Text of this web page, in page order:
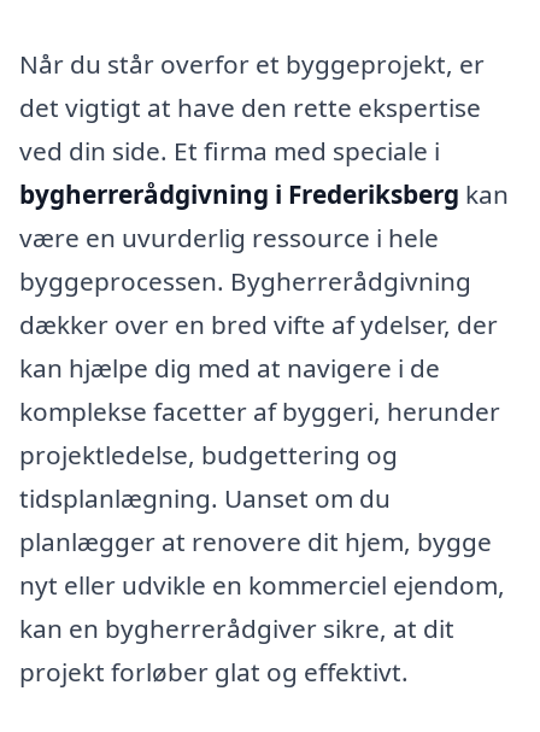
Når du står overfor et byggeprojekt, er
det vigtigt at have den rette ekspertise
ved din side. Et firma med speciale i
bygherrerådgivning i Frederiksberg kan
være en uvurderlig ressource i hele
byggeprocessen. Bygherrerådgivning
dækker over en bred vifte af ydelser, der
kan hjælpe dig med at navigere i de
komplekse facetter af byggeri, herunder
projektledelse, budgettering og
tidsplanlægning. Uanset om du
planlægger at renovere dit hjem, bygge
nyt eller udvikle en kommerciel ejendom,
kan en bygherrerådgiver sikre, at dit
projekt forløber glat og effektivt.